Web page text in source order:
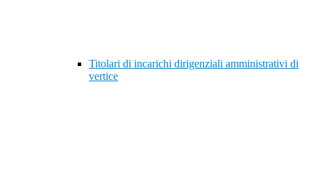
Titolari di incarichi dirigenziali amministrativi di
vertice